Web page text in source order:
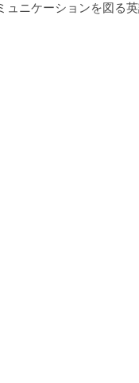
ュニケーションを図る